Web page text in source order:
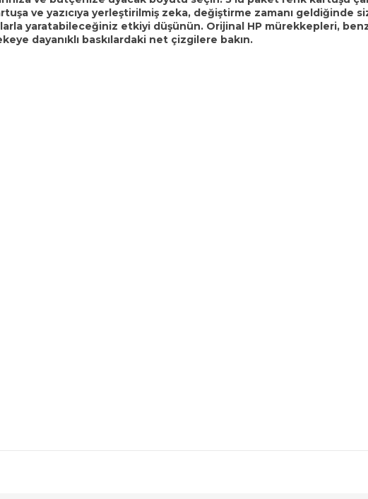
ve yazıcıya yerleştirilmiş zeka, değiştirme zamanı geldiğinde
yaratabileceğiniz etkiyi düşünün. Orijinal HP mürekkepleri,
dayanıklı baskılardaki net çizgilere bakın.